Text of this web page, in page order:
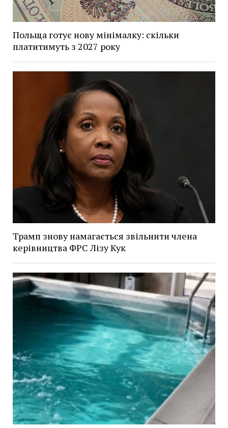
Польща готує нову мінімалку: скільки
платитимуть з 2027 року
Трамп знову намагається звільнити члена
керівництва ФРС Лізу Кук